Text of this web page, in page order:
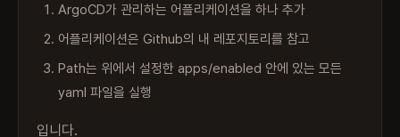
ArgoCD가 관리하는 어플리케이션을 하나 추가
어플리케이션은 Github의 내 레포지토리를 참고
Path는 위에서 설정한 apps/enabled 안에 있는 모든
yaml 파일을 실행
입니다.